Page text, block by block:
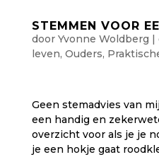
STEMMEN VOOR
door Yvonne Woldberg
leven, Ouders,
Geen stemadvies van
een handig en
overzicht voor als je je
je een hokje gaat